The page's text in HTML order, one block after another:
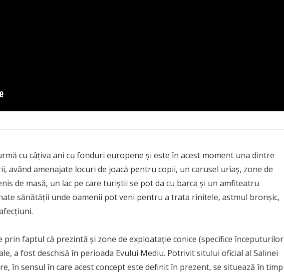
cu câțiva ani cu fonduri europene și este în acest moment una dintre
având amenajate locuri de joacă pentru copii, un carusel uriaș, zone de
de masă, un lac pe care turiștii se pot da cu barca și un amfiteatru
sănătății unde oamenii pot veni pentru a trata rinitele, astmul bronșic,
prin faptul că prezintă și zone de exploatație conice (specifice începuturilor
a fost deschisă în perioada Evului Mediu. Potrivit sitului oficial al Salinei
în sensul în care acest concept este definit în prezent, se situează în timp